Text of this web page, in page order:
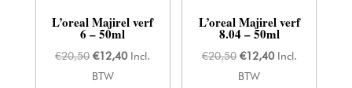
L’oreal Majirel verf
6 – 50ml
€20,50 Oorspronkelijke
prijs
€12,40Huidige
Incl.
BTW
L’oreal Majirel verf
8.04 – 50ml
€20,50 Oorspronkelijke
prijs
€12,40Huidige
Incl.
BTW